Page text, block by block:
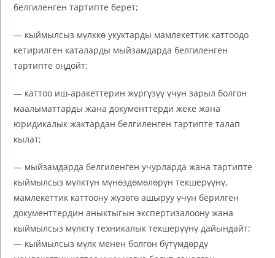
белгиленген тартипте берет;
— кыймылсыз мүлккө укуктарды мамлекеттик каттоодо
кетирилген каталарды мыйзамдарда белгиленген
тартипте оңдойт;
— каттоо иш-аракеттерин жүргүзүү үчүн зарыл болгон
маалыматтарды жана документтерди жеке жана
юридикалык жактардан белгиленген тартипте талап
кылат;
— мыйзамдарда белгиленген учурларда жана тартипте
кыймылсыз мүлктүн мүнөздөмөлөрүн текшерүүнү,
мамлекеттик каттоону жүзөгө ашыруу үчүн берилген
документтердин аныктыгын экспертизалоону жана
кыймылсыз мүлктү техникалык текшерүүнү дайындайт;
— кыймылсыз мүлк менен болгон бүтүмдөрдү